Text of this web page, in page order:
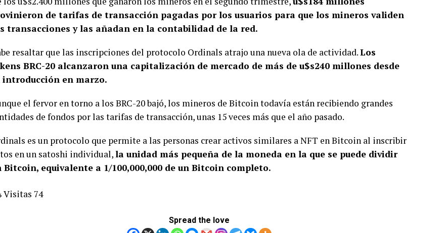
de tarifas de transacción pagadas por los usuarios para que los mineros validen
transacciones y las añadan en la contabilidad de la red.
resaltar que las inscripciones del protocolo Ordinals atrajo una nueva ola de actividad.Los
BRC-20 alcanzaron una capitalización de mercado de más de u$s240 millones desde
introducción en marzo.
el fervor en torno a los BRC-20 bajó, los mineros de Bitcoin todavía están recibiendo grandes
de fondos por las tarifas de transacción, unas 15 veces más que el año pasado.
es un protocolo que permite a las personas crear activos similares a NFT en Bitcoin al inscribir
en un satoshi individual,la unidad más pequeña de la moneda en la que se puede dividir
Bitcoin, equivalente a 1/100,000,000 de un Bitcoin completo.
Visitas 74
Spread the love